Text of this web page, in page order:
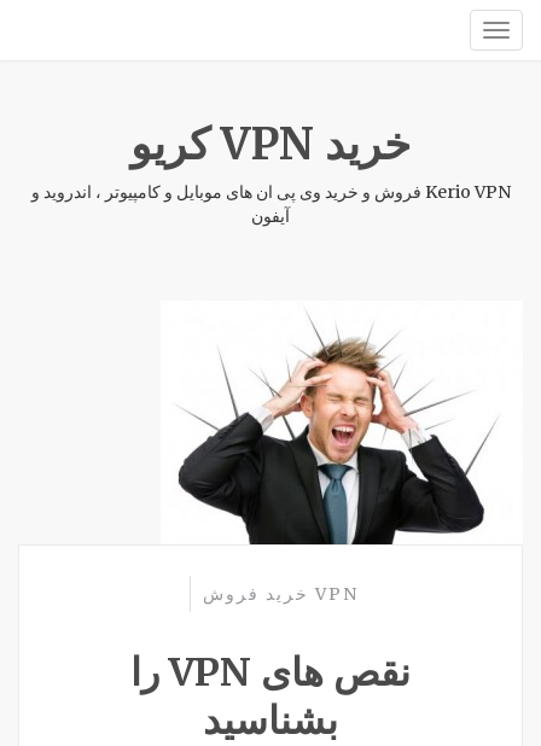
خرید VPN کریو
Kerio VPN فروش و خرید وی پی ان های موبایل و کامپیوتر ، اندروید و
آیفون
VPN خرید فروش
نقص های VPN را
بشناسید